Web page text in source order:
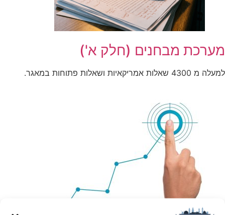
מערכת מבחנים (חלק א')
למעלה מ 4300 שאלות אמריקאיות ושאלות פתוחות במאגר.